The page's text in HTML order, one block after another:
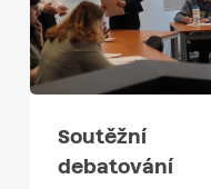
Soutěžní
debatování